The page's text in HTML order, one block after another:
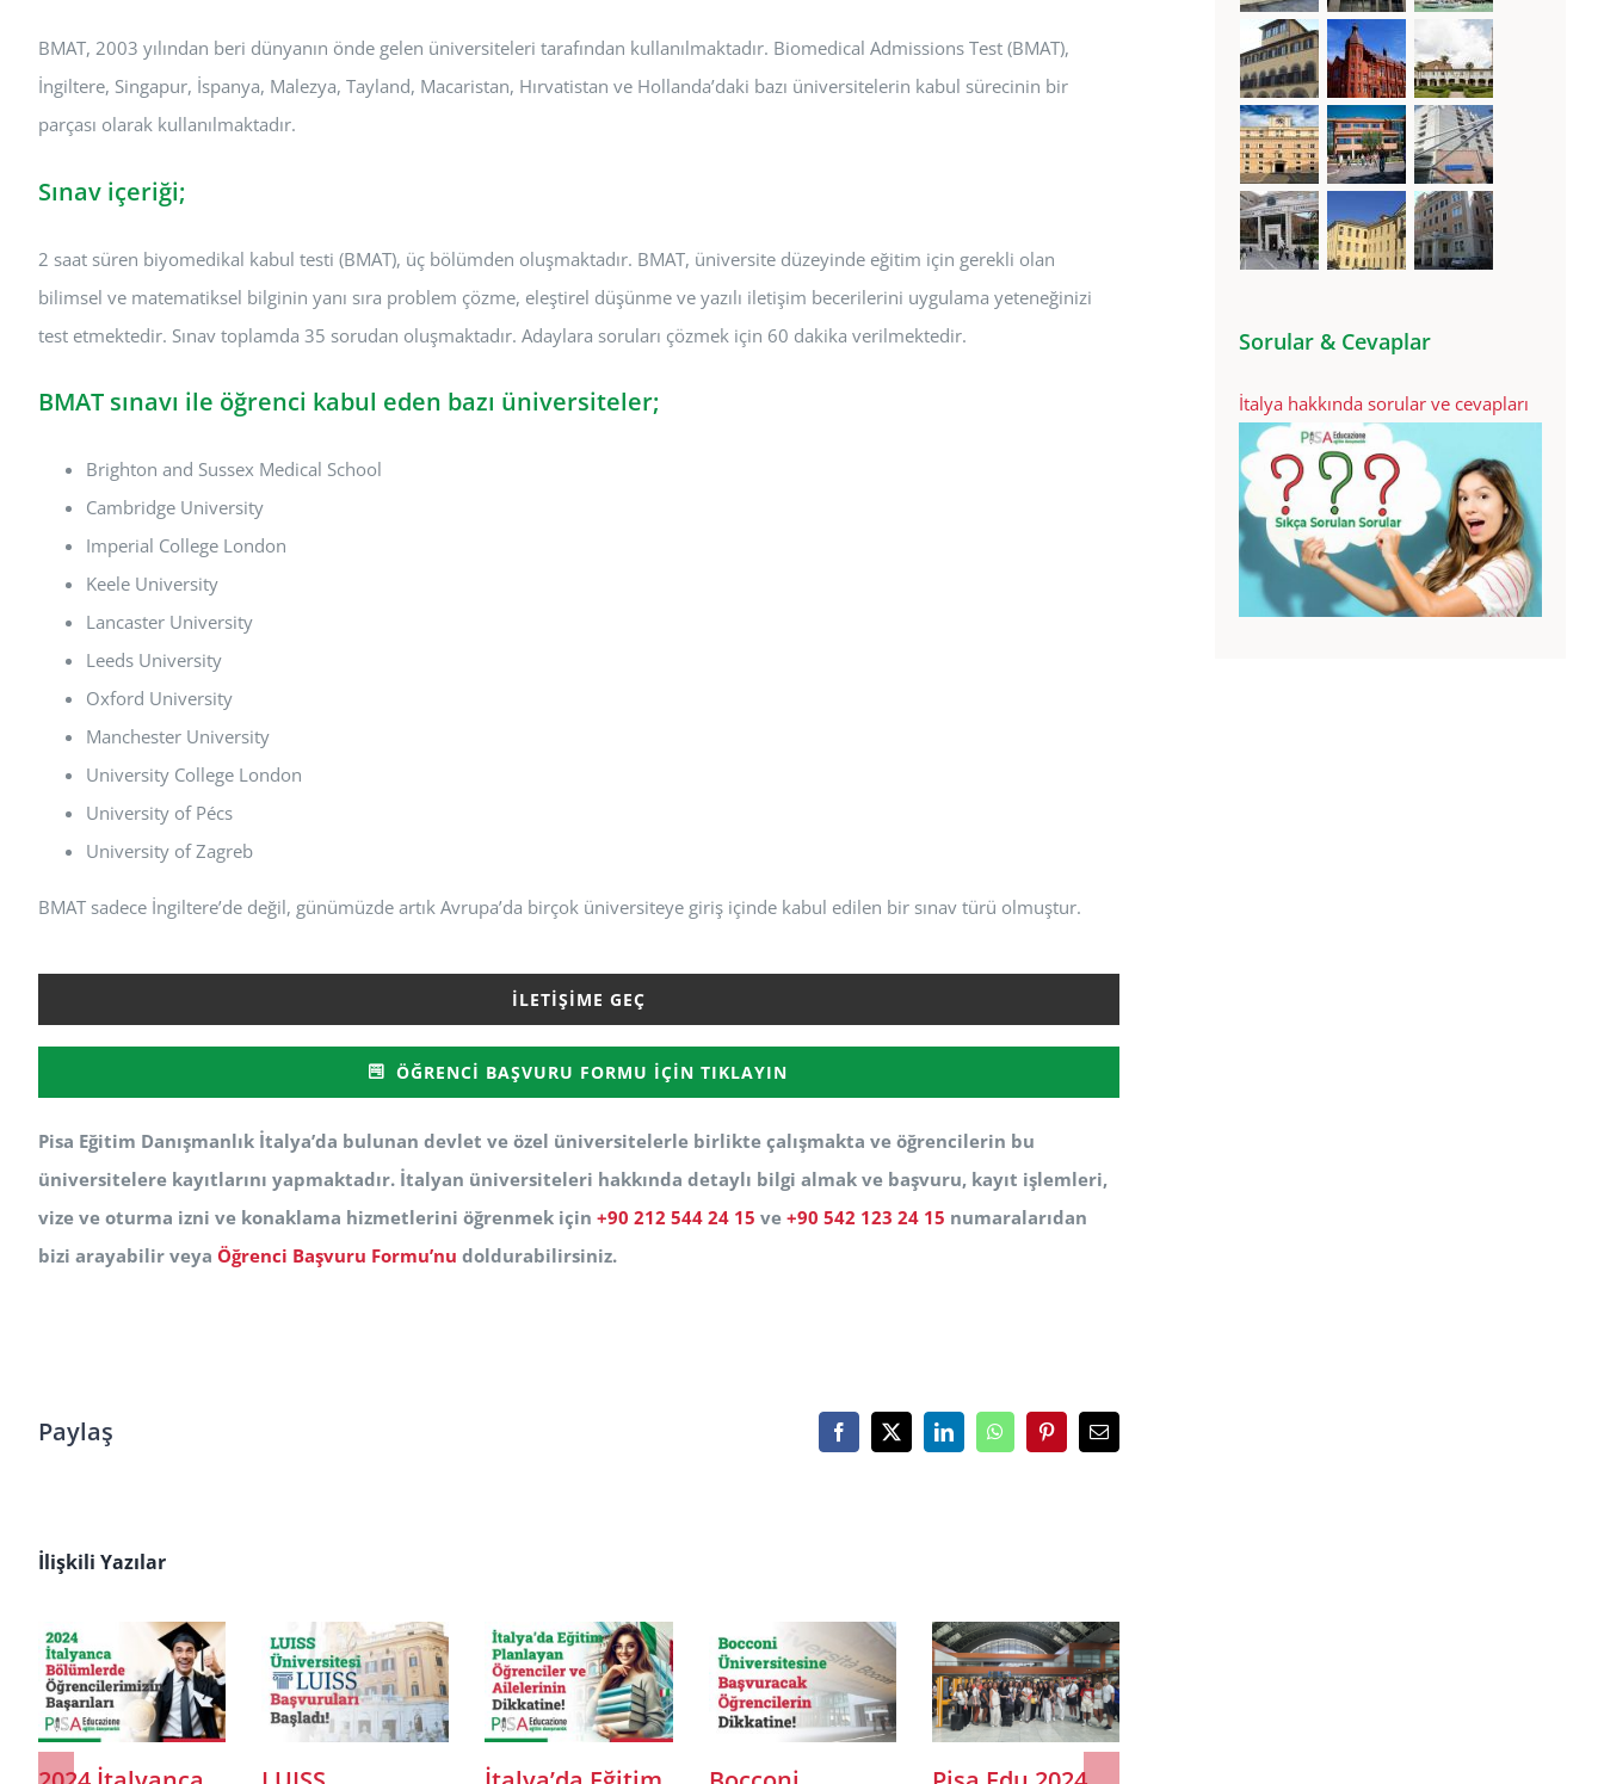
BMAT, 2003 yılından beri dünyanın önde gelen üniversiteleri tarafından kullanılmaktadır. Biomedical Admissions Test (BMAT),
İngiltere, Singapur, İspanya, Malezya, Tayland, Macaristan, Hırvatistan ve Hollanda’daki bazı üniversitelerin kabul sürecinin bir
parçası olarak kullanılmaktadır.
Sınav içeriği;
2 saat süren biyomedikal kabul testi (BMAT), üç bölümden oluşmaktadır. BMAT, üniversite düzeyinde eğitim için gerekli olan
bilimsel ve matematiksel bilginin yanı sıra problem çözme, eleştirel düşünme ve yazılı iletişim becerilerini uygulama yeteneğinizi
test etmektedir. Sınav toplamda 35 sorudan oluşmaktadır. Adaylara soruları çözmek için 60 dakika verilmektedir.
BMAT sınavı ile öğrenci kabul eden bazı üniversiteler;
Brighton and Sussex Medical School
Cambridge University
Imperial College London
Keele University
Lancaster University
Leeds University
Oxford University
Manchester University
University College London
University of Pécs
University of Zagreb
BMAT sadece İngiltere’de değil, günümüzde artık Avrupa’da birçok üniversiteye giriş içinde kabul edilen bir sınav türü olmuştur.
İLETIŞIME GEÇ
ÖĞRENCI BAŞVURU FORMU İÇIN TIKLAYIN
Pisa Eğitim Danışmanlık İtalya’da bulunan devlet ve özel üniversitelerle birlikte çalışmakta ve öğrencilerin bu
üniversitelere kayıtlarını yapmaktadır. İtalyan üniversiteleri hakkında detaylı bilgi almak ve başvuru, kayıt işlemleri,
vize ve oturma izni ve konaklama hizmetlerini öğrenmek için +90 212 544 24 15 ve +90 542 123 24 15 numaralarıdan
bizi arayabilir veya Öğrenci Başvuru Formu’nu doldurabilirsiniz.
Paylaş Facebook
X LinkedInWhatsAppPinterest
E-
posta
İlişkili Yazılar
Sorular & Cevaplar
İtalya hakkında sorular ve cevapları